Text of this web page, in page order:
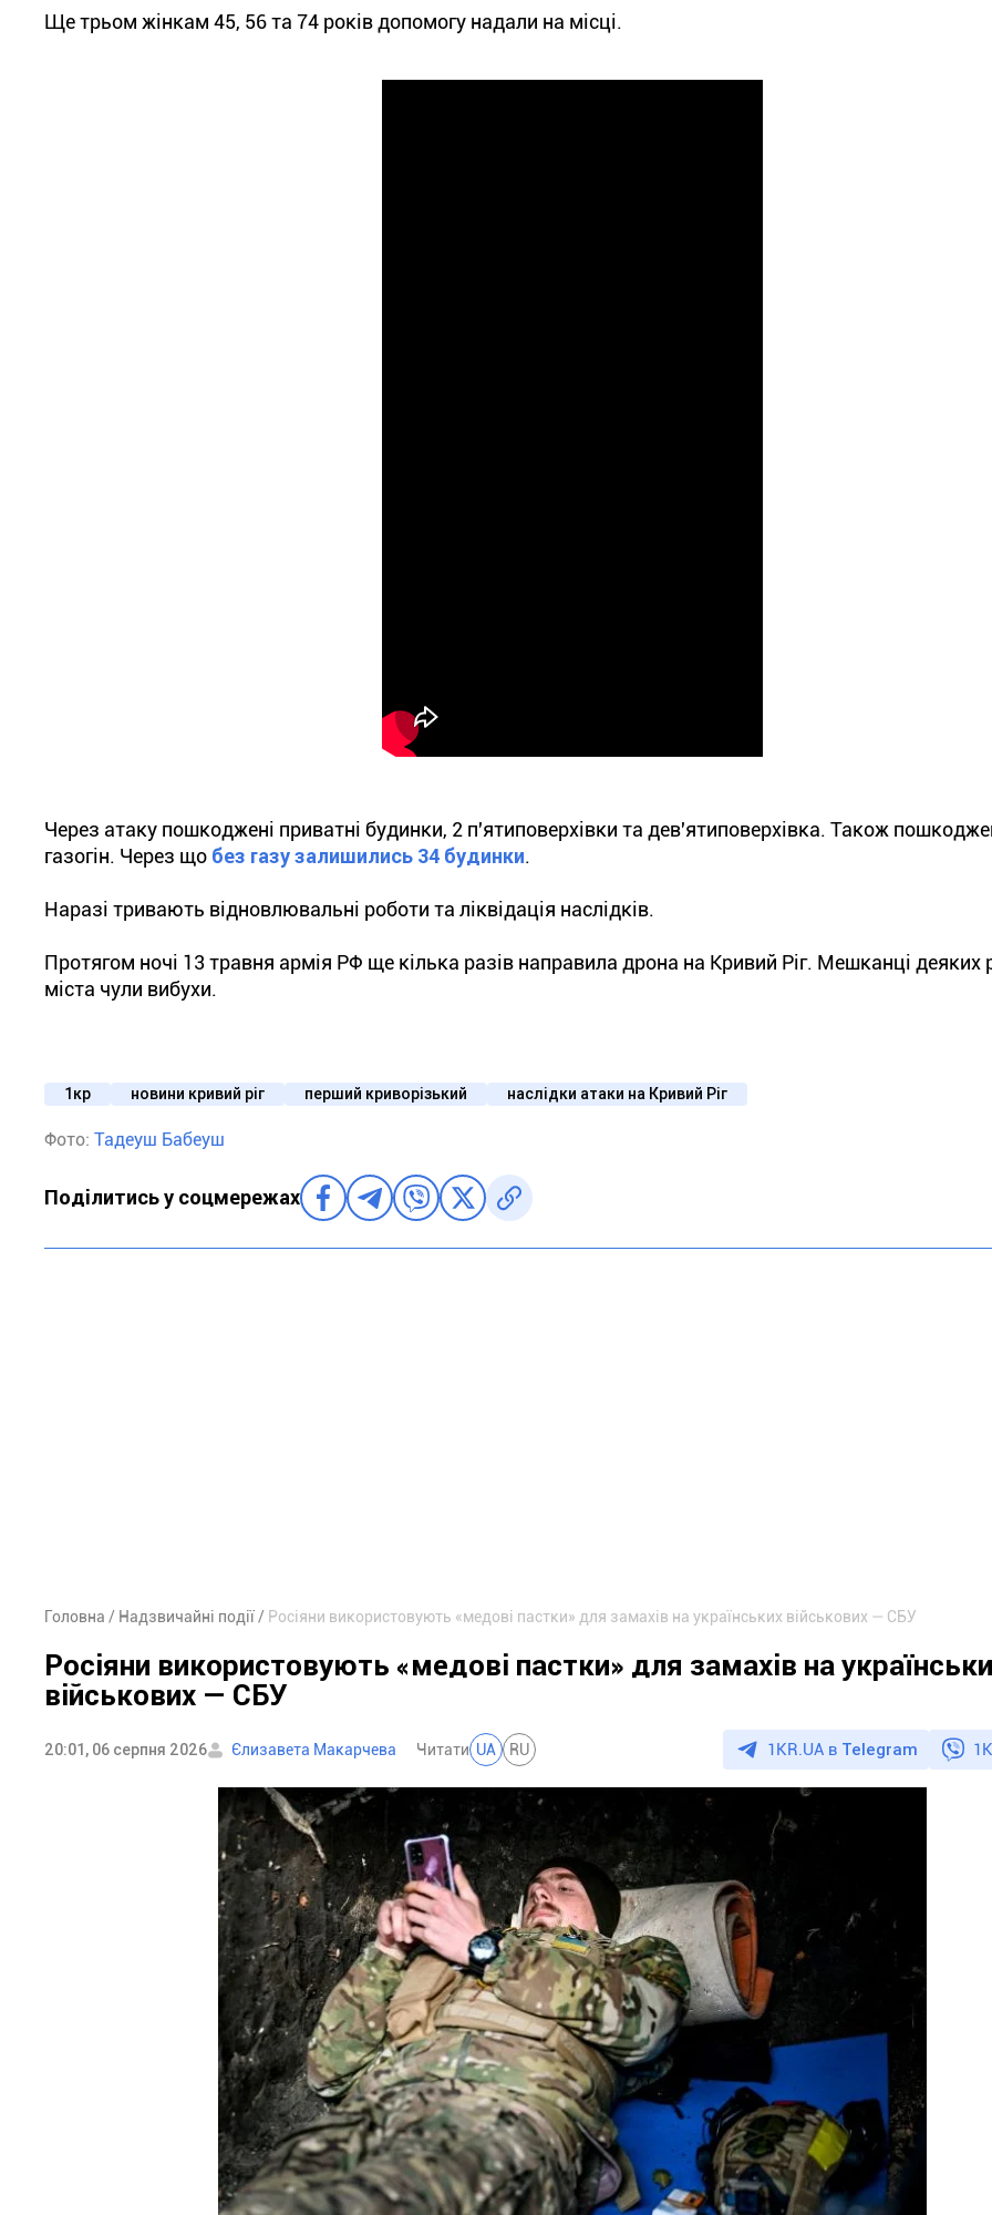
Ще трьом жінкам 45, 56 та 74 років допомогу надали на місці.
Через атаку пошкоджені приватні будинки, 2 п'ятиповерхівки та дев'ятиповерхівка. Також
газогін. Через що без газу залишились 34 будинки.
Наразі тривають відновлювальні роботи та ліквідація наслідків.
Протягом ночі 13 травня армія РФ ще кілька разів направила дрона на Кривий Ріг. Мешканці деяких
міста чули вибухи.
1кр новини кривий ріг перший криворізький наслідки атаки на Кривий Ріг
Фото: Тадеуш Бабеуш
Поділитись у соцмережах
Головна Надзвичайні події Росіяни використовують «медові пастки» для замахів на українських військових — СБУ
Росіяни використовують «медові пастки» для замахів на
військових — СБУ
20:01, 06 серпня 2026 Єлизавета Макарчева Читати UA RU 1KR.UA в Telegram